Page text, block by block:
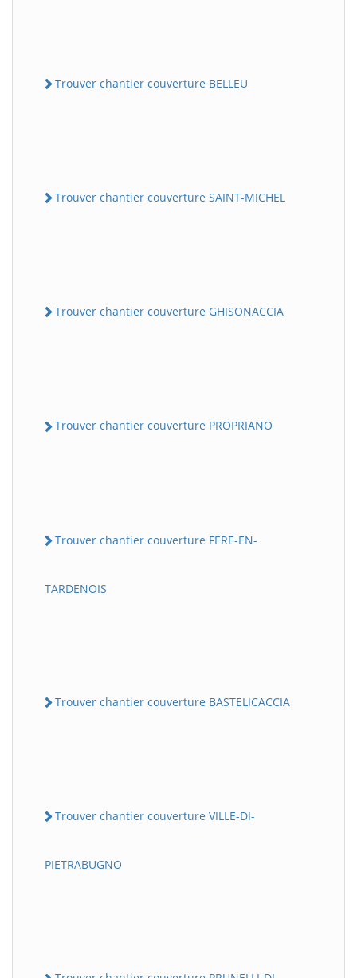
Trouver chantier couverture BELLEU
Trouver chantier couverture SAINT-MICHEL
Trouver chantier couverture GHISONACCIA
Trouver chantier couverture PROPRIANO
Trouver chantier couverture FERE-EN-
TARDENOIS
Trouver chantier couverture BASTELICACCIA
Trouver chantier couverture VILLE-DI-
PIETRABUGNO